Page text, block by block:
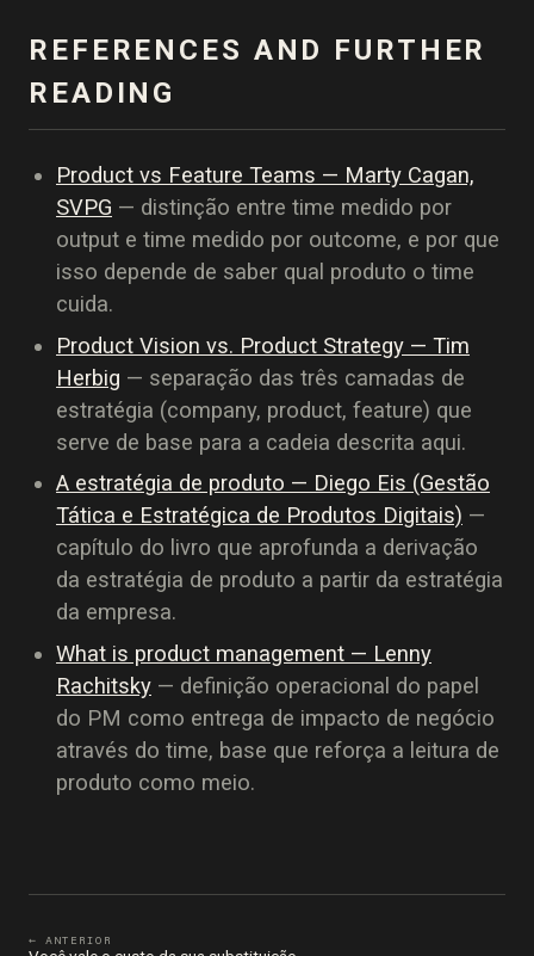
REFERENCES AND FURTHER
READING
Product vs Feature Teams — Marty Cagan,
SVPG — distinção entre time medido por
output e time medido por outcome, e por que
isso depende de saber qual produto o time
cuida.
Product Vision vs. Product Strategy — Tim
Herbig — separação das três camadas de
estratégia (company, product, feature) que
serve de base para a cadeia descrita aqui.
A estratégia de produto — Diego Eis (Gestão
Tática e Estratégica de Produtos Digitais) —
capítulo do livro que aprofunda a derivação
da estratégia de produto a partir da estratégia
da empresa.
What is product management — Lenny
Rachitsky — definição operacional do papel
do PM como entrega de impacto de negócio
através do time, base que reforça a leitura de
produto como meio.
← ANTERIOR